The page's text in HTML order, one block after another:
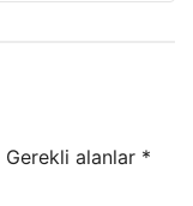
Gerekli alanlar *